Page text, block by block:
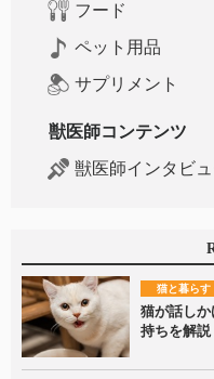
フード
ペット用品
サプリメント
獣医師コンテンツ
獣医師インタビ
猫と暮らす
猫が話し
持ちを解説